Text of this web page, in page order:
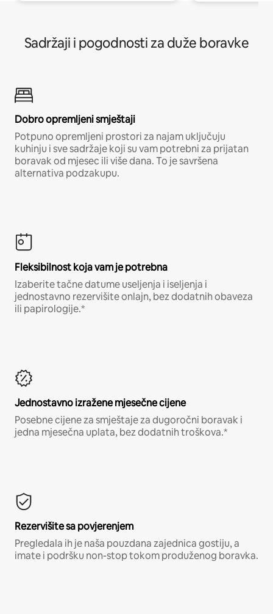
Sadržaji i pogodnosti za duže boravke
Dobro opremljeni smještaji
Potpuno opremljeni prostori za najam uključuju
kuhinju i sve sadržaje koji su vam potrebni za prijatan
boravak od mjesec ili više dana. To je savršena
alternativa podzakupu.
Fleksibilnost koja vam je potrebna
Izaberite tačne datume useljenja i iseljenja i
jednostavno rezervišite onlajn, bez dodatnih obaveza
ili papirologije.*
Jednostavno izražene mjesečne cijene
Posebne cijene za smještaje za dugoročni boravak i
jedna mjesečna uplata, bez dodatnih troškova.*
Rezervišite sa povjerenjem
Pregledala ih je naša pouzdana zajednica gostiju, a
imate i podršku non-stop tokom produženog boravka.